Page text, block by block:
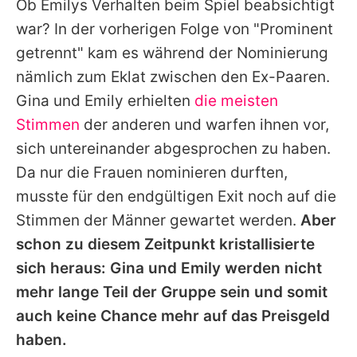
Ob Emilys Verhalten beim Spiel beabsichtigt
war? In der vorherigen Folge von "Prominent
getrennt" kam es während der Nominierung
nämlich zum Eklat zwischen den Ex-Paaren.
Gina und Emily erhielten die meisten
Stimmen der anderen und warfen ihnen vor,
sich untereinander abgesprochen zu haben.
Da nur die Frauen nominieren durften,
musste für den endgültigen Exit noch auf die
Stimmen der Männer gewartet werden. Aber
schon zu diesem Zeitpunkt kristallisierte
sich heraus: Gina und Emily werden nicht
mehr lange Teil der Gruppe sein und somit
auch keine Chance mehr auf das Preisgeld
haben.